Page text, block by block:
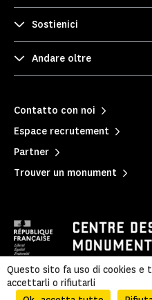
Sostienici
Andare oltre
Contatto con noi
Espace recrutement
Partner
Trouver un monument
Mentions légales |
Questo sito fa uso di cookies e
accettarli o rifiutarli